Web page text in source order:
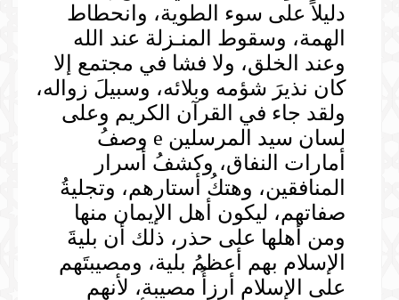
دليلاً على سوء الطوية، وانحطاط
الهمة، وسقوط المنـزلة عند الله
وعند الخلق، ولا فشا في مجتمع إلا
كان نذيرَ شؤمه وبلائه، وسبيلَ زواله،
ولقد جاء في القرآن الكريم وعلى
لسان سيد المرسلين e وصفُ
أمارات النفاق، وكشفُ أسرار
المنافقين، وهتكُ أستارهم، وتجليةُ
صفاتهم، ليكون أهل الإيمان منها
ومن أهلها على حذر، ذلك أن بليةَ
الإسلام بهم أعظمُ بلية، ومصيبتَهم
على الإسلام أرزأُ مصيبة، لأنهم